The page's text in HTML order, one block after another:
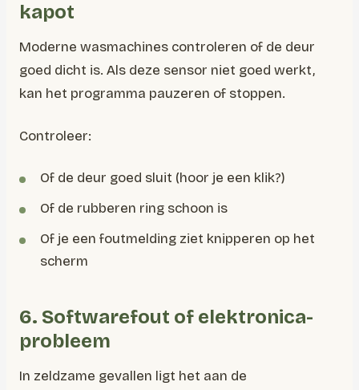
kapot
Moderne wasmachines controleren of de deur
goed dicht is. Als deze sensor niet goed werkt,
kan het programma pauzeren of stoppen.
Controleer:
Of de deur goed sluit (hoor je een klik?)
Of de rubberen ring schoon is
Of je een foutmelding ziet knipperen op het
scherm
6. Softwarefout of elektronica-
probleem
In zeldzame gevallen ligt het aan de